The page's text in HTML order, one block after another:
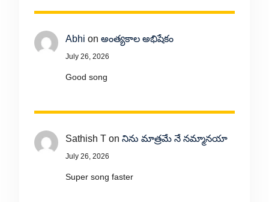
Abhi on అంత్యకాల అభిషేకం
July 26, 2026
Good song
Sathish Ton నిను మాత్రమే నే నమ్మానయా
July 26, 2026
Super song faster